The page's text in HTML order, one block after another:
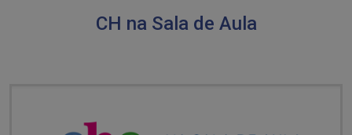
CH na Sala de Aula